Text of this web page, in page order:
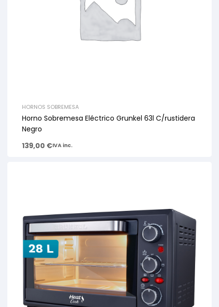
HORNOS SOBREMESA
Horno Sobremesa Eléctrico Grunkel 63l C/rustidera
Negro
139,00 €IVA inc.